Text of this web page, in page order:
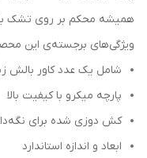
همیشه محکم بر روی تشک
ویژگی‌های برجسته‌ی این
شامل یک عدد کاور بالش
پارچه میکرو با کیفیت بالا
کش دوزی شده برای
ابعاد و اندازه‌ استاندارد